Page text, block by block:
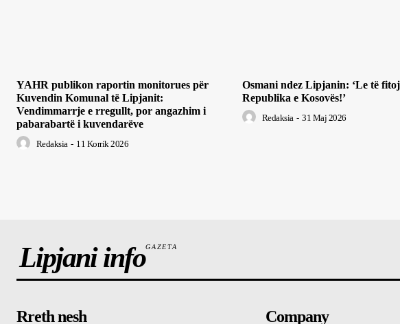
YAHR publikon raportin monitorues për
Kuvendin Komunal të Lipjanit:
Vendimmarrje e rregullt, por angazhim i
pabarabartë i kuvendarëve
Redaksia - 11 Korrik 2026
Osmani ndez Lipjanin: ‘Le të
Republika e Kosovës!’
Redaksia - 31 Maj 2026
Lipjani infoGAZETA
Rreth nesh Company